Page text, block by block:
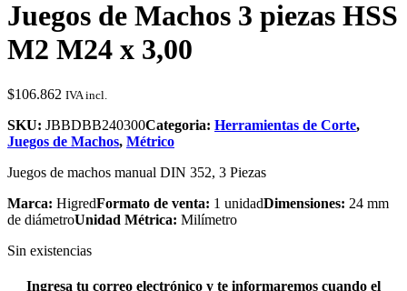
Juegos de Machos 3 piezas HSS
M2 M24 x 3,00
$106.862 IVA incl.
SKU: JBBDBB240300Categoria: Herramientas de Corte,
Juegos de Machos, Métrico
Juegos de machos manual DIN 352, 3 Piezas
Marca: HigredFormato de venta: 1 unidadDimensiones: 24 mm
de diámetroUnidad Métrica: Milímetro
Sin existencias
Ingresa tu correo electrónico y te informaremos cuando el